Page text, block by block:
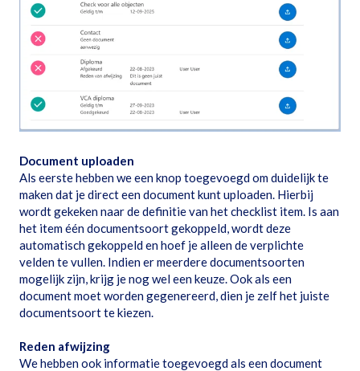
Document uploaden
Als eerste hebben we een knop toegevoegd om duidelijk te
maken dat je direct een document kunt uploaden. Hierbij
wordt gekeken naar de definitie van het checklist item. Is aan
het item één documentsoort gekoppeld, wordt deze
automatisch gekoppeld en hoef je alleen de verplichte
velden te vullen. Indien er meerdere documentsoorten
mogelijk zijn, krijg je nog wel een keuze. Ook als een
document moet worden gegenereerd, dien je zelf het juiste
documentsoort te kiezen.
Reden afwijzing
We hebben ook informatie toegevoegd als een document